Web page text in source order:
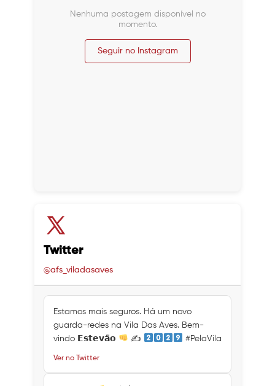
Nenhuma postagem disponível no
momento.
Seguir no Instagram
Twitter
@afs_viladasaves
Estamos mais seguros. Há um novo
guarda-redes na Vila Das Aves. Bem-
vindo 𝗘𝘀𝘁𝗲𝘃𝗮̃𝗼
✍ #PelaVila
Ver no Twitter